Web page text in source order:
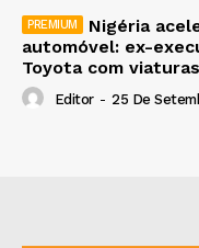
Nigéria
automóvel: ex-
Toyota com
Editor - 25 De